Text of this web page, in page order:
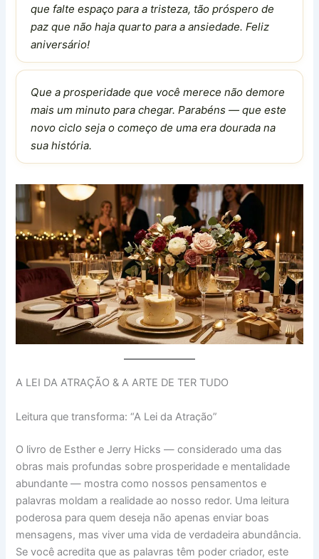
que falte espaço para a tristeza, tão próspero de
paz que não haja quarto para a ansiedade. Feliz
aniversário!
Que a prosperidade que você merece não demore
mais um minuto para chegar. Parabéns — que este
novo ciclo seja o começo de uma era dourada na
sua história.
A LEI DA ATRAÇÃO & A ARTE DE TER TUDO
Leitura que transforma: “A Lei da Atração”
O livro de Esther e Jerry Hicks — considerado uma das
obras mais profundas sobre prosperidade e mentalidade
abundante — mostra como nossos pensamentos e
palavras moldam a realidade ao nosso redor. Uma leitura
poderosa para quem deseja não apenas enviar boas
mensagens, mas viver uma vida de verdadeira abundância.
Se você acredita que as palavras têm poder criador, este